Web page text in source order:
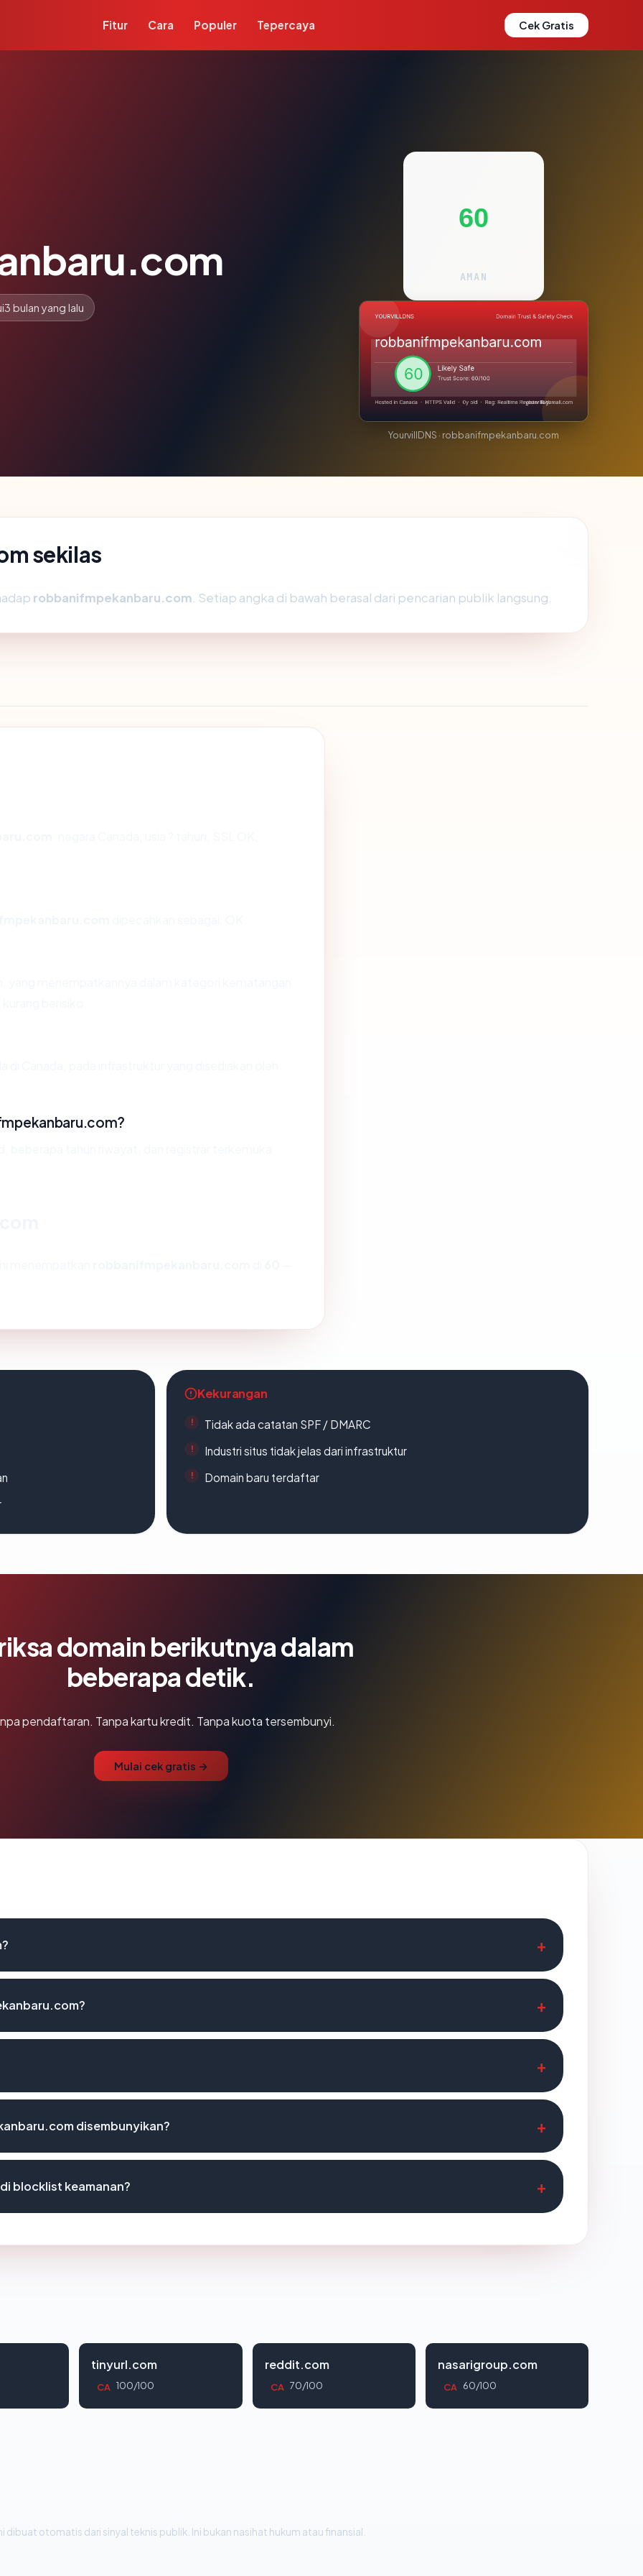
Fitur Cara Populer Tepercaya Cek Gratis
3 bulan yang lalu
60
AMAN
YourvillDNS · robbanifmpekanbaru.com
sekilas
robbanifmpekanbaru.com . Setiap angka di bawah berasal dari pencarian publik langsung.
Kekurangan
Tidak ada catatan SPF / DMARC
Industri situs tidak jelas dari infrastruktur
Domain baru terdaftar
domain berikutnya dalam
beberapa detik.
pendaftaran. Tanpa kartu kredit. Tanpa kuota tersembunyi.
Mulai cek gratis →
disembunyikan?
blocklist keamanan?
tinyurl.com
CA 100/100
reddit.com
CA 70/100
nasarigroup.com
CA 60/100
dibuat otomatis dari sinyal teknis publik. Ini bukan nasihat hukum atau finansial.